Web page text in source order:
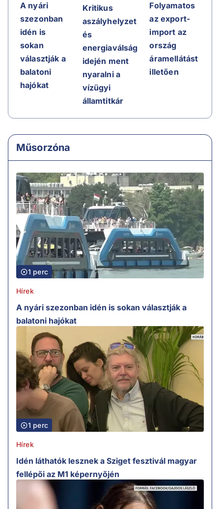
A nyári
szezonban
idén is
sokan
választják a
balatoni
hajókat
Kritikus
aszályhelyzet
és
energiaválság
idején ment
nyaralni a
vízügyi
államtitkár
Folyamatos
az export-
import az
ország
áramellátást
illetően
Műsorzóna
1 perc
Hírek
A nyári szezonban idén is sokan választják a
balatoni hajókat
1 perc
Hírek
Idén láthatók lesznek a Sziget fesztivál magyar
fellépői az M1 képernyőjén